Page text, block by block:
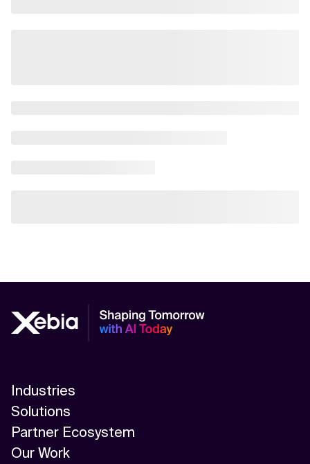
Industries
Solutions
Partner Ecosystem
Our Work